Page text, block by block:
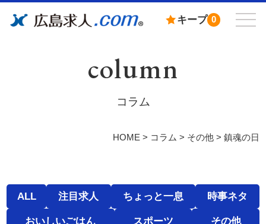
キープ 0
column
コラム
HOME> コラム > その他> 鎮魂の日
ALL 注目求人 ちょっと一息 時事ネタ
おいしいごはん スポーツ その他